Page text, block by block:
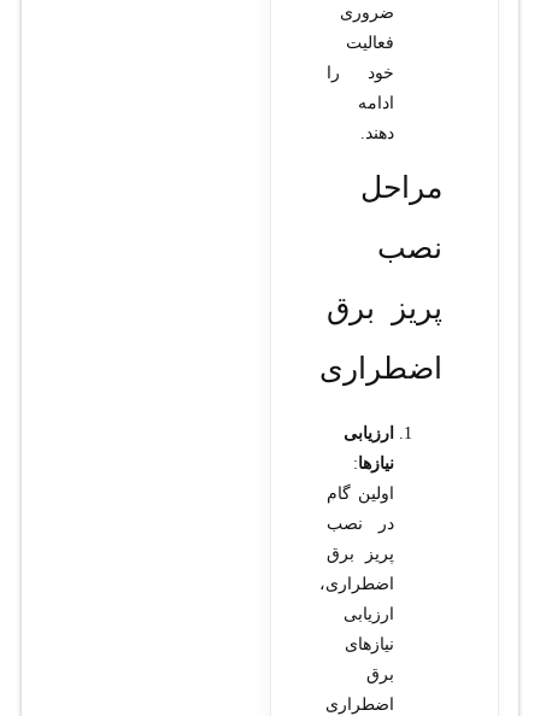
ضروری
فعالیت
خود را
ادامه
دهند.
مراحل
نصب
پریز برق
اضطراری
ارزیابی
نیازها:
اولین گام
در نصب
پریز برق
اضطراری،
ارزیابی
نیازهای
برق
اضطراری